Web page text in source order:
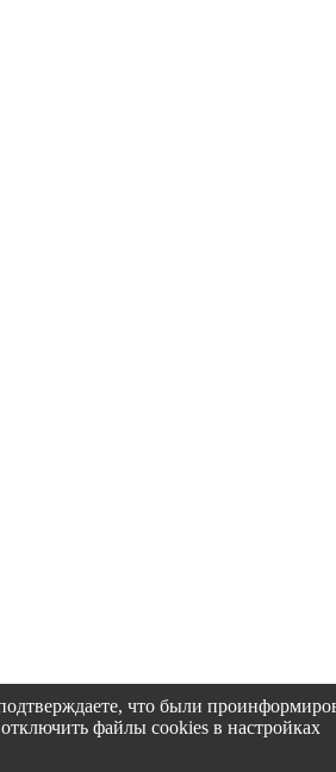
что были
файлы cookies в настройках